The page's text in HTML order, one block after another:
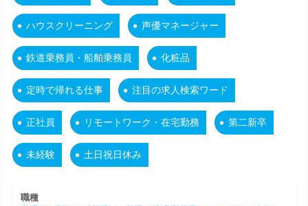
ハウスクリーニング 声優マネージャー
鉄道乗務員・船舶乗務員 化粧品
定時で帰れる仕事 注目の求人検索ワード
正社員 リモートワーク・在宅勤務 第二新卒
未経験 土日祝日休み
職種